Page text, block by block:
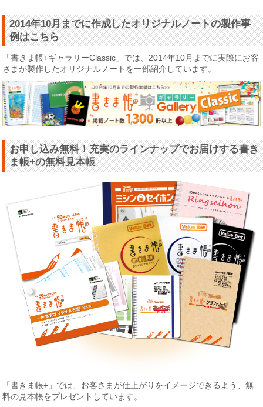
2014年10月までに作成したオリジナルノートの製作事
例はこちら
「書きま帳+ギャラリーClassic」では、2014年10月までに実際にお客
さまが製作したオリジナルノートを一部紹介しています。
お申し込み無料！充実のラインナップでお届けする書き
ま帳+の無料見本帳
「書きま帳+」では、お客さまが仕上がりをイメージできるよう、無
料の見本帳をプレゼントしています。